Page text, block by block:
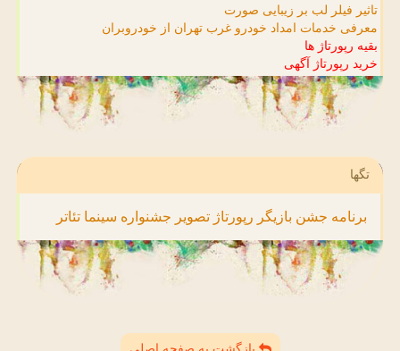
تاثیر فیلر لب بر زیبایی صورت
معرفی خدمات امداد خودرو غرب تهران از خودروبران
بقیه رپورتاژ ها
خرید رپورتاژ آگهی
تگها
برنامه جشن بازیگر رپورتاژ تصویر جشنواره سینما تئاتر